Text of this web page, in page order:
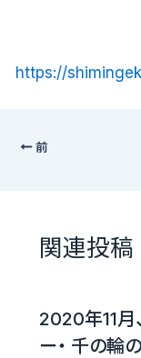
https://
前
関連投稿
2020年11月
ー・ 千の輪